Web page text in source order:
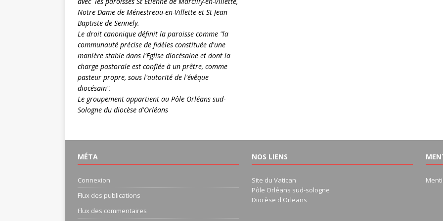
Notre Dame de Ménestreau-en-Villette et St Jean
Baptiste de Sennely.
Le droit canonique définit la paroisse comme "la
communauté précise de fidèles constituée d'une
manière stable dans l'Eglise diocésaine et dont la
charge pastorale est confiée à un prêtre, comme
pasteur propre, sous l'autorité de l'évêque
diocésain".
Le groupement appartient au Pôle Orléans sud-
Sologne du diocèse d'Orléans
MÉTA
Connexion
Flux des publications
Flux des commentaires
NOS LIENS
Site du Vatican
Pôle Orléans sud-sologne
Diocèse d'Orleans